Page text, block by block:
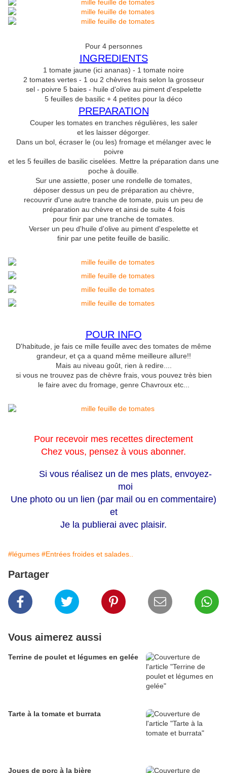
Pour 4 personnes
INGREDIENTS
1 tomate jaune (ici ananas) - 1 tomate noire
2 tomates vertes - 1 ou 2 chèvres frais selon la grosseur
sel - poivre 5 baies - huile d'olive au piment d'espelette
5 feuilles de basilic + 4 petites pour la déco
PREPARATION
Couper les tomates en tranches régulières, les saler
et les laisser dégorger.
Dans un bol, écraser le (ou les) fromage et mélanger avec le
poivre
et les 5 feuilles de basilic ciselées. Mettre la préparation dans une
poche à douille.
Sur une assiette, poser une rondelle de tomates,
déposer dessus un peu de préparation au chèvre,
recouvrir d'une autre tranche de tomate, puis un peu de
préparation au chèvre et ainsi de suite 4 fois
pour finir par une tranche de tomates.
Verser un peu d'huile d'olive au piment d'espelette et
finir par une petite feuille de basilic.
POUR INFO
D'habitude, je fais ce mille feuille avec des tomates de même
grandeur, et ça a quand même meilleure allure!!
Mais au niveau goût, rien à redire....
si vous ne trouvez pas de chèvre frais, vous pouvez très bien
le faire avec du fromage, genre Chavroux etc...
Pour recevoir mes recettes directement
Chez vous, pensez à vous abonner.
Si vous réalisez un de mes plats, envoyez-
moi
Une photo ou un lien (par mail ou en commentaire)
et
Je la publierai avec plaisir.
#légumes #Entrées froides et salades..
Partager
Vous aimerez aussi
Terrine de poulet et légumes en gelée
Tarte à la tomate et burrata
Joues de porc à la bière